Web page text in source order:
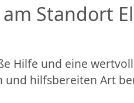
Standort
Hilfe und eine
hilfsbereiten Art